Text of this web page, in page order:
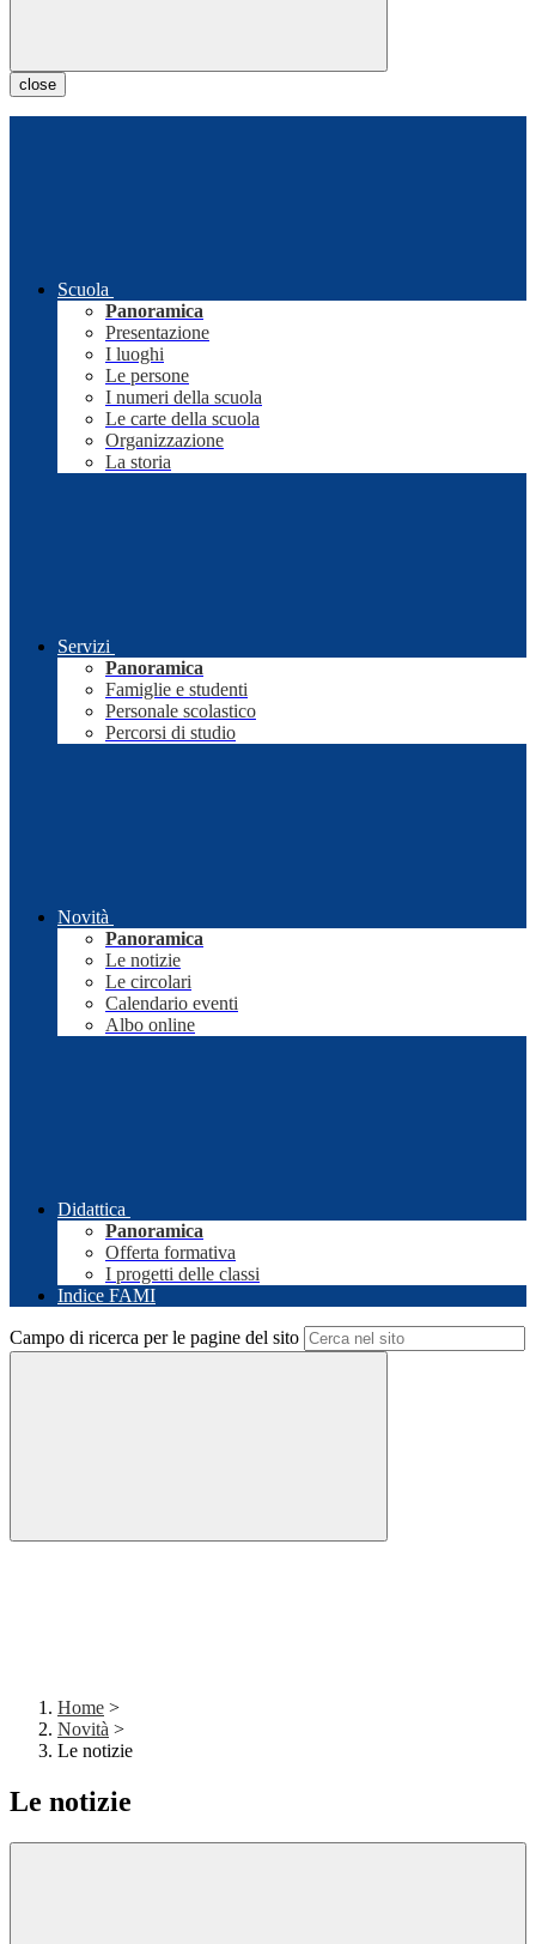
close
Scuola
Panoramica
Presentazione
I luoghi
Le persone
I numeri della scuola
Le carte della scuola
Organizzazione
La storia
Servizi
Panoramica
Famiglie e studenti
Personale scolastico
Percorsi di studio
Novità
Panoramica
Le notizie
Le circolari
Calendario eventi
Albo online
Didattica
Panoramica
Offerta formativa
I progetti delle classi
Indice FAMI
Campo di ricerca per le pagine del sito
Home >
Novità >
Le notizie
Le notizie